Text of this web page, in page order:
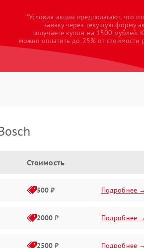
*Условия акции предполагают, что
заявку через текущую форму
получаете купон на 1500 рублей.
можно оплатить до 25% от стоимости
Стоимость
500 ₽ Подробнее →
2000 ₽ Подробнее →
2500 ₽ Подробнее →